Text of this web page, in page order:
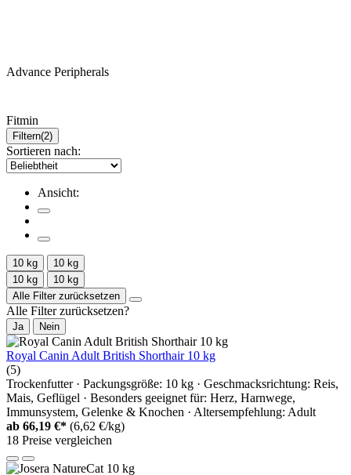
Advance Peripherals
Fitmin
Filtern(2)
Sortieren nach:
Ansicht:
10 kg
10 kg
10 kg
10 kg
Alle Filter zurücksetzen
Alle Filter zurücksetzen?
Ja Nein
Royal Canin Adult British Shorthair 10 kg
(5)
Trockenfutter · Packungsgröße: 10 kg · Geschmacksrichtung: Reis,
Mais, Geflügel · Besonders geeignet für: Herz, Harnwege,
Immunsystem, Gelenke & Knochen · Altersempfehlung: Adult
ab 66,19 €* (6,62 €/kg)
18 Preise vergleichen